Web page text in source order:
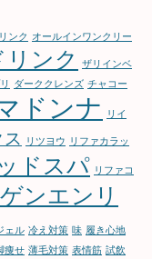
ンク オールインワンクリー
ンク
ザリインベ
ダーククレンズ チャコー
ドンナ リイ
リツヨウ リファカラッ
ドスパ リファコ
ンエンリ
ェル 冷え対策 味 履き心地
痩せ 薄毛対策 表情筋 試飲